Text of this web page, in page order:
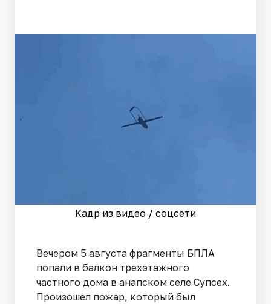
Кадр из видео / соцсети
Вечером 5 августа фрагменты БПЛА
попали в балкон трехэтажного
частного дома в анапском селе Супсех.
Произошел пожар, который был